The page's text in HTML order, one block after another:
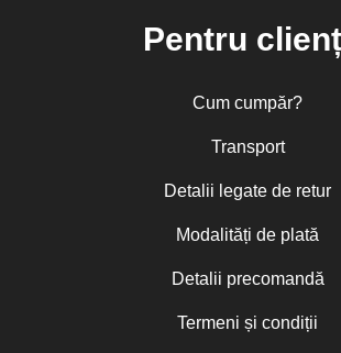
Pentru
Cum cumpăr?
Transport
Detalii legate de retur
Modalități de plată
Detalii precomandă
Termeni și condiții